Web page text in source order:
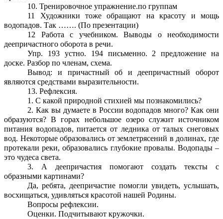
10. Тренировочное упражнение.по группам
11 Художники тоже обращают на красоту и мощь
водопадов. Так ……. (По презентации)
12 Работа с учебником. Выводы о необходимости
деепричастного оборота в речи.
Упр. 193 устно. 194 письменно. 2 предложение на
доске. Разбор по членам, схема.
Вывод: и причастный об и деепричастный оборот
являются средствами выразительности.
13. Рефлексия.
1. С какой природной стихией мы познакомились?
2. Как вы думаете в России водопадов много? Как они
образуются? В горах небольшое озеро служит источником
питания водопадов, питается от ледника от талых снеговых
вод. Некоторые образовались от землетрясений в долинах, где
протекали реки, образовались глубокие провалы. Водопады –
это чудеса света.
3. А деепричастия помогают создать тексты с
образными картинами?
Да, ребята, деепричастие помогли увидеть, услышать,
восхищаться, удивляться красотой нашей Родины.
Вопросы рефлексии.
Оценки. Подчитывают кружочки.